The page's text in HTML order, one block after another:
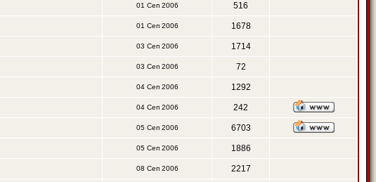
01 Сеп 2006 516
01 Сеп 2006 1678
03 Сеп 2006 1714
03 Сеп 2006 72
04 Сеп 2006 1292
04 Сеп 2006 242
05 Сеп 2006 6703
05 Сеп 2006 1886
08 Сеп 2006 2217